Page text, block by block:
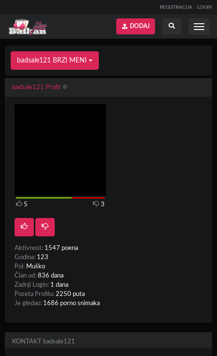
REGISTRACIJA LOGIN
Prikaži
DODAJ
badsale121 BRZI MENI
badsale121 Profil
5 3
Aktivnost: 1547 poena
Godina: 123
Pol: Muško
Član od: 836 dana
Zadnji Login: 1 dana
Poseta Profilu: 2250 puta
Je gledao: 1686 porno snimaka
KONTAKT badsale121